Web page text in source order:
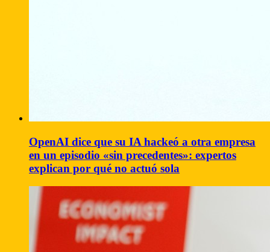
OpenAI dice que su IA hackeó a otra empresa
en un episodio «sin precedentes»: expertos
explican por qué no actuó sola